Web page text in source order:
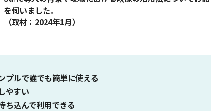
を伺いました。
（取材：2024年1月）
プルで誰でも簡単に使える
やすい
ち込んで利用できる